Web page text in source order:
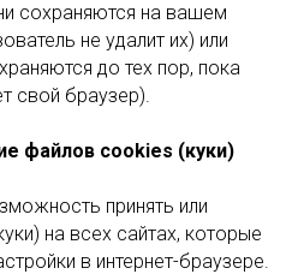
сохраняются на вашем
не удалит их) или
до тех пор, пока
свой браузер).
файлов cookies (куки)
принять или
на всех сайтах, которые
в интернет-браузере.